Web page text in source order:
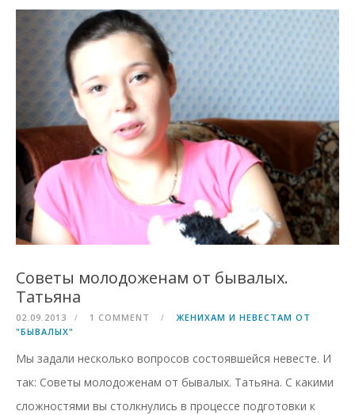
Советы молодоженам от бывалых.
Татьяна
02.09.2013 1 COMMENT
ЖЕНИХАМ И НЕВЕСТАМ ОТ
"БЫВАЛЫХ"
Мы задали несколько вопросов состоявшейся невесте. И
так: Советы молодоженам от бывалых. Татьяна. C какими
сложностями вы столкнулись в процессе подготовки к